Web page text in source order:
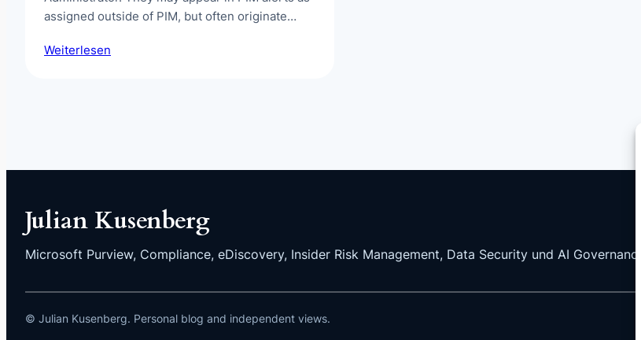
assigned outside of PIM, but often originate…
Weiterlesen
Julian Kusenberg
Microsoft Purview, Compliance, eDiscovery, Insider Risk Management, Data Security und AI Governance.
© Julian Kusenberg. Personal blog and independent views.